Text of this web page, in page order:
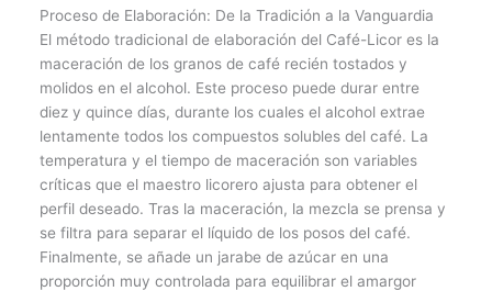
Proceso de Elaboración: De la Tradición a la Vanguardia
El método tradicional de elaboración del Café-Licor es la
maceración de los granos de café recién tostados y
molidos en el alcohol. Este proceso puede durar entre
diez y quince días, durante los cuales el alcohol extrae
lentamente todos los compuestos solubles del café. La
temperatura y el tiempo de maceración son variables
críticas que el maestro licorero ajusta para obtener el
perfil deseado. Tras la maceración, la mezcla se prensa y
se filtra para separar el líquido de los posos del café.
Finalmente, se añade un jarabe de azúcar en una
proporción muy controlada para equilibrar el amargor